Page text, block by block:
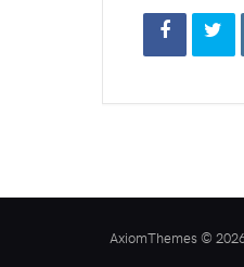
AxiomThemes ©